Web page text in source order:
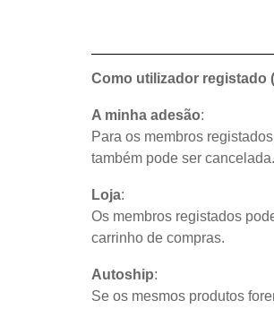
Como utilizador registado
A minha adesão:
Para os membros
também pode ser cancelada.
Loja:
Os membros registados
carrinho de compras.
Autoship:
Se os mesmos produtos